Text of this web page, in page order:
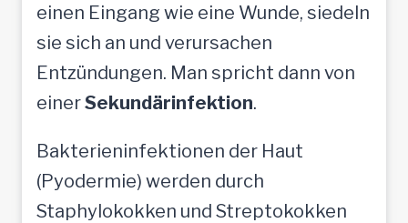
einen Eingang wie eine Wunde, siedeln
sie sich an und verursachen
Entzündungen. Man spricht dann von
einerSekundärinfektion.
Bakterieninfektionen der Haut
(Pyodermie) werden durch
Staphylokokken und Streptokokken